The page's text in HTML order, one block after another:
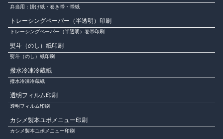
弁当用：掛け紙・巻き帯・帯紙
トレーシングペーパー（半透明）印刷
トレーシングペーパー（半透明）巻帯印刷
熨斗（のし）紙印刷
熨斗（のし）紙印刷
撥水冷凍冷蔵紙
撥水冷凍冷蔵紙
透明フィルム印刷
透明フィルム印刷
カシメ製本ユポメニュー印刷
カシメ製本ユポメニュー印刷